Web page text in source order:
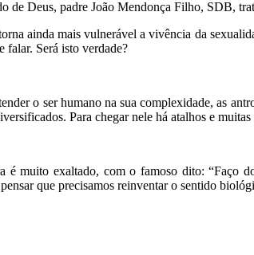
de Deus, padre João Mendonça Filho, SDB,
ainda mais vulnerável a vivência da
falar. Será isto verdade?
o ser humano na sua complexidade, as
Para chegar nele há atalhos e muitas
é muito exaltado, com o famoso dito: “Faço
que precisamos reinventar o sentido